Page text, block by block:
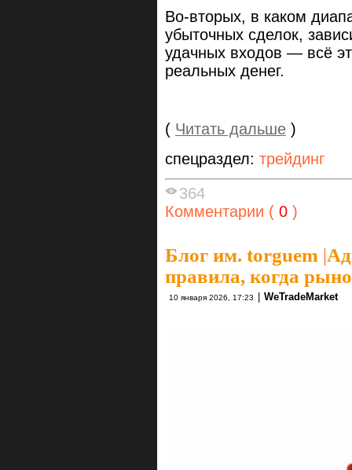
Во-вторых, в каком
убыточных сделок,
удачных входов — всё
реальных денег.
( Читать дальше )
спецраздел: трейдинг
364
Комментарии ( 0 )
Блог им. torguem |
правила, когда
10 января 2026, 17:23 WeTradeMarket